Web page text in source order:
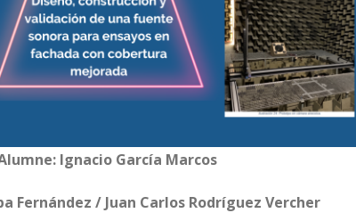
Ignacio García Marcos
Fernández / Juan Carlos Rodríguez Vercher